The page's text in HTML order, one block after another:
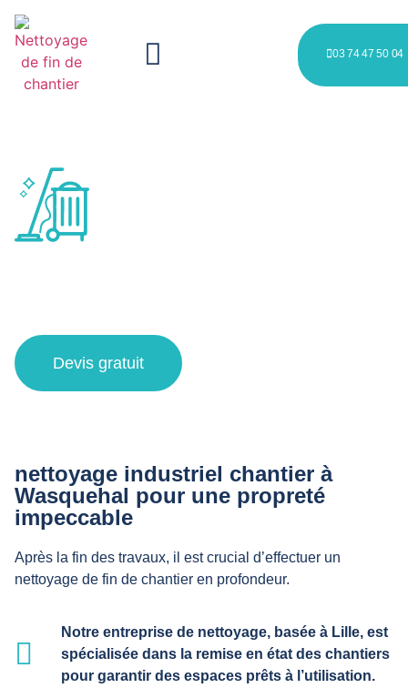
03 74 47 50 04
Devis gratuit
nettoyage industriel chantier à
Wasquehal pour une propreté
impeccable
Après la fin des travaux, il est crucial d’effectuer un
nettoyage de fin de chantier en profondeur.
Notre entreprise de nettoyage, basée à Lille, est
spécialisée dans la remise en état des chantiers
pour garantir des espaces prêts à l’utilisation.